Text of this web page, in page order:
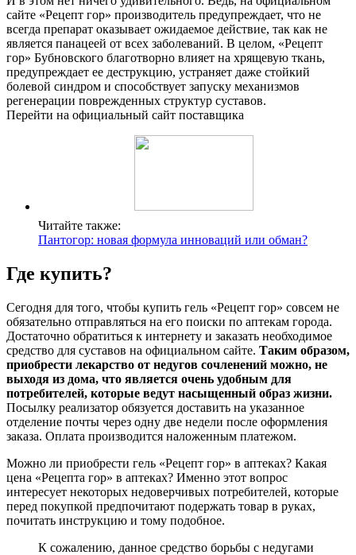
сайте «Рецепт гор» производитель предупреждает, что не
всегда препарат оказывает ожидаемое действие, так как не
является панацеей от всех заболеваний. В целом, «Рецепт
гор» Бубновского благотворно влияет на хрящевую ткань,
предупреждает ее деструкцию, устраняет даже стойкий
болевой синдром и способствует запуску механизмов
регенерации поврежденных структур суставов.
Перейти на официальный сайт поставщика
Читайте также:
Пантогор: новая формула инноваций или обман?
Где купить?
Сегодня для того, чтобы купить гель «Рецепт гор» совсем не
обязательно отправляться на его поиски по аптекам города.
Достаточно обратиться к интернету и заказать необходимое
средство для суставов на официальном сайте. Таким образом,
приобрести лекарство от недугов сочленений можно, не
выходя из дома, что является очень удобным для
потребителей, которые ведут насыщенный образ жизни.
Посылку реализатор обязуется доставить на указанное
отделение почты через одну две недели после оформления
заказа. Оплата производится наложенным платежом.
Можно ли приобрести гель «Рецепт гор» в аптеках? Какая
цена «Рецепта гор» в аптеках? Именно этот вопрос
интересует некоторых недоверчивых потребителей, которые
перед покупкой предпочитают подержать товар в руках,
почитать инструкцию и тому подобное.
К сожалению, данное средство борьбы с недугами